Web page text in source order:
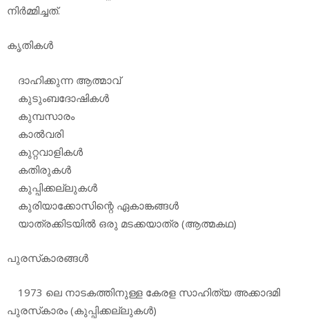
നിര്‍മ്മിച്ചത്.
കൃതികള്‍
ദാഹിക്കുന്ന ആത്മാവ്
കുടുംബദോഷികള്‍
കുമ്പസാരം
കാല്‍വരി
കുറ്റവാളികള്‍
കതിരുകള്‍
കുപ്പിക്കല്ലുകള്‍
കുരിയാക്കോസിന്റെ ഏകാങ്കങ്ങള്‍
യാത്രക്കിടയില്‍ ഒരു മടക്കയാത്ര (ആത്മകഥ)
പുരസ്‌കാരങ്ങള്‍
1973 ലെ നാടകത്തിനുള്ള കേരള സാഹിത്യ അക്കാദമി
പുരസ്‌കാരം (കുപ്പിക്കല്ലുകള്‍)